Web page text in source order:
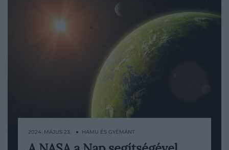
2024. MÁJUS 23. ● HAMU ÉS GYÉMÁNT